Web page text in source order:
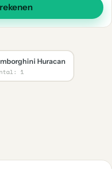
Huracan
1